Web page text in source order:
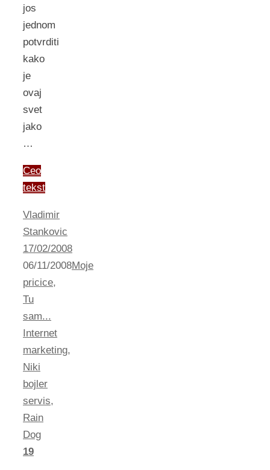
jos
jednom
potvrditi
kako
je
ovaj
svet
jako
…
Ceo
tekst
Vladimir
Stankovic
17/02/2008
06/11/2008Moje
pricice,
Tu
sam...
Internet
marketing,
Niki
bojler
servis,
Rain
Dog
19